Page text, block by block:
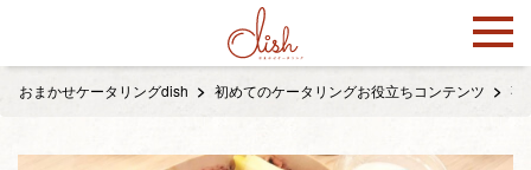
おまかせケータリングdish 初めてのケータリングお役立ちコンテンツ 事